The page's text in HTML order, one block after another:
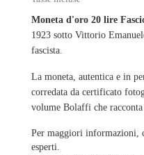
Moneta d'oro 20 lire
1923 sotto Vittorio
fascista.
La moneta, autentica e in
corredata da certificato
volume Bolaffi che
Per maggiori informazioni,
esperti.